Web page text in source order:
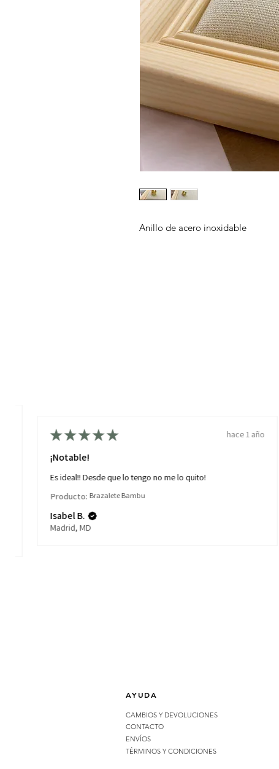
Anillo de acero inoxidable
★★★★★ hace 1 año
¡Notable!
Es ideal!! Desde que lo tengo no me lo quito!
Producto: Brazalete Bambu
Isabel B.
Madrid, MD
AYUDA
CAMBIOS Y DEVOLUCIONES
CONTACTO
ENVÍOS
TÉRMINOS Y CONDICIONES